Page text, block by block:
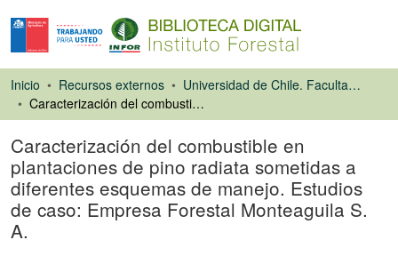
Inicio Recursos externos
Universidad de Chile. Facultad de Ciencias Forestales
Caracterización del combustible en plantaciones de pino radiata sometidas a diferentes esquemas de manejo. Estudios de caso: Empresa Forestal Monteaguila S. A.
Caracterización del combustible en
plantaciones de pino radiata sometidas a
diferentes esquemas de manejo. Estudios
de caso: Empresa Forestal Monteaguila S.
A.